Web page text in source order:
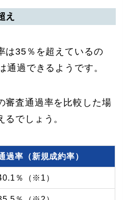
え
は35％を超えているの
通過できるようです。
審査通過率を比較した場
でしょう。
過率（新規成約率）
％（※1）